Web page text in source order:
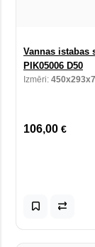
Vannas istabas
PIK05006 D50
Izmēri:
106,00 €